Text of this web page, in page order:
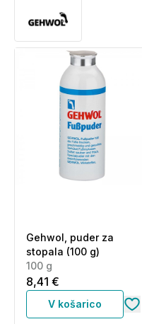
Gehwol, puder za
stopala (100 g)
100 g
8,41 €
V košarico